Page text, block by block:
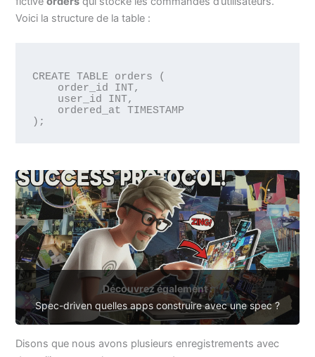
Voici la structure de la table :
CREATE TABLE orders (
Découvrez également :
Spec-driven quelles apps construire avec une spec ?
Disons que nous avons plusieurs enregistrements avec